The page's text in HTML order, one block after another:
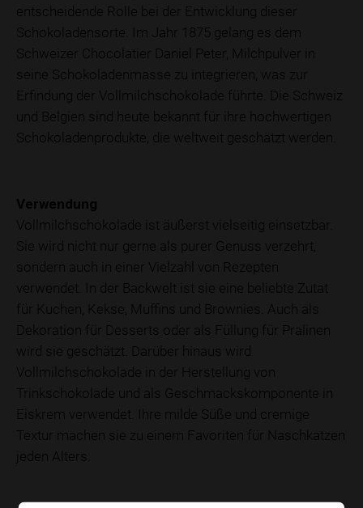
entscheidende Rolle bei der Entwicklung dieser
Schokoladensorte. Im Jahr 1875 gelang es dem
Schweizer Chocolatier Daniel Peter, Milchpulver in
seine Schokoladenmasse zu integrieren, was zur
Erfindung der Vollmilchschokolade führte. Die Schweiz
und Belgien sind heute bekannt für ihre hochwertigen
Schokoladenprodukte, die weltweit geschätzt werden.
Verwendung
Vollmilchschokolade ist äußerst vielseitig einsetzbar.
Sie wird nicht nur gerne als purer Genuss verzehrt,
sondern auch in einer Vielzahl von Rezepten
verwendet. In der Backwelt ist sie eine beliebte Zutat
für Kuchen, Kekse, Muffins und Brownies. Auch als
Dekoration für Desserts oder als Füllung für Pralinen
wird sie geschätzt. Darüber hinaus wird
Vollmilchschokolade in der Herstellung von
Trinkschokolade und als Geschmackskomponente in
Eiskrem verwendet. Ihre milde Süße und cremige
Textur machen sie zu einem Favoriten für Naschkatzen
jeden Alters.